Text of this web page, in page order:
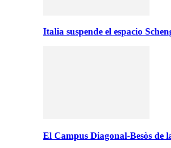
Italia suspende el espacio
El Campus Diagonal-Besòs